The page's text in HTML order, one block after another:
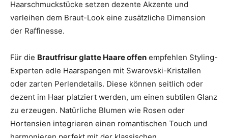
Haarschmuckstücke setzen dezente Akzente und
verleihen dem Braut-Look eine zusätzliche Dimension
der Raffinesse.
Für die Brautfrisur glatte Haare offen empfehlen Styling-
Experten edle Haarspangen mit Swarovski-Kristallen
oder zarten Perlendetails. Diese können seitlich oder
dezent im Haar platziert werden, um einen subtilen Glanz
zu erzeugen. Natürliche Blumen wie Rosen oder
Hortensien integrieren einen romantischen Touch und